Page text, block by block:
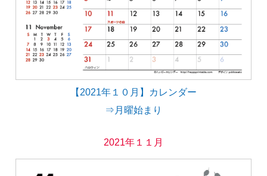
【2021年１０月】カレンダー
⇒月曜始まり
2021年１１月